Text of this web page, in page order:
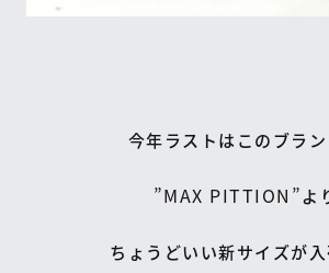
今年ラストはこのブラン
”MAX PITTION”よ
ちょうどいい新サイズが